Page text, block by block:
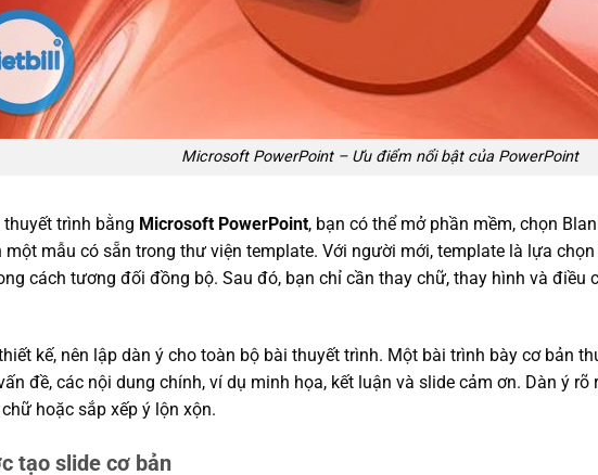
Microsoft PowerPoint – Ưu điểm nổi bật của PowerPoint
trình bằng Microsoft PowerPoint, bạn có thể mở phần mềm, chọn
một mẫu có sẵn trong thư viện template. Với người mới, template là lựa
cách tương đối đồng bộ. Sau đó, bạn chỉ cần thay chữ, thay hình và điều
kế, nên lập dàn ý cho toàn bộ bài thuyết trình. Một bài trình bày cơ bản
đề, các nội dung chính, ví dụ minh họa, kết luận và slide cảm ơn. Dàn ý
hoặc sắp xếp ý lộn xộn.
tạo slide cơ bản